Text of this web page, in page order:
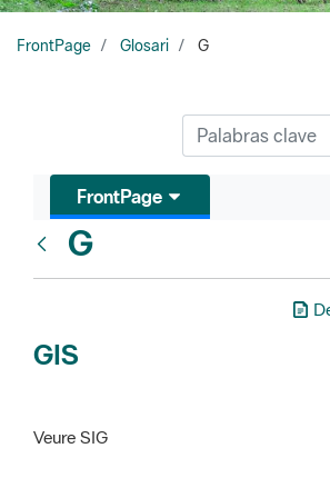
FrontPage Glosari G
FrontPage
G
GIS
Veure SIG